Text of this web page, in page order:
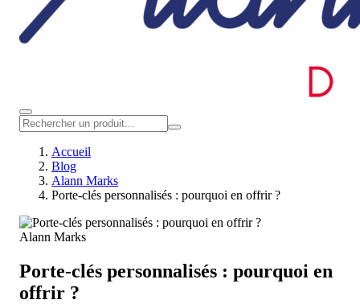
Accueil
Blog
Alann Marks
Porte-clés personnalisés : pourquoi en offrir ?
Alann Marks
Porte-clés personnalisés : pourquoi en
offrir ?